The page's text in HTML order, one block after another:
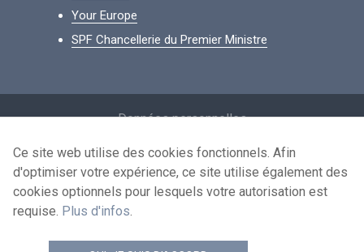
Your Europe
SPF Chancellerie du Premier Ministre
Données personnelles
Conditions de réutilisation
Contactez-nous
Ce site web utilise des cookies fonctionnels. Afin
d'optimiser votre expérience, ce site utilise également des
cookies optionnels pour lesquels votre autorisation est
requise. Plus d'infos.